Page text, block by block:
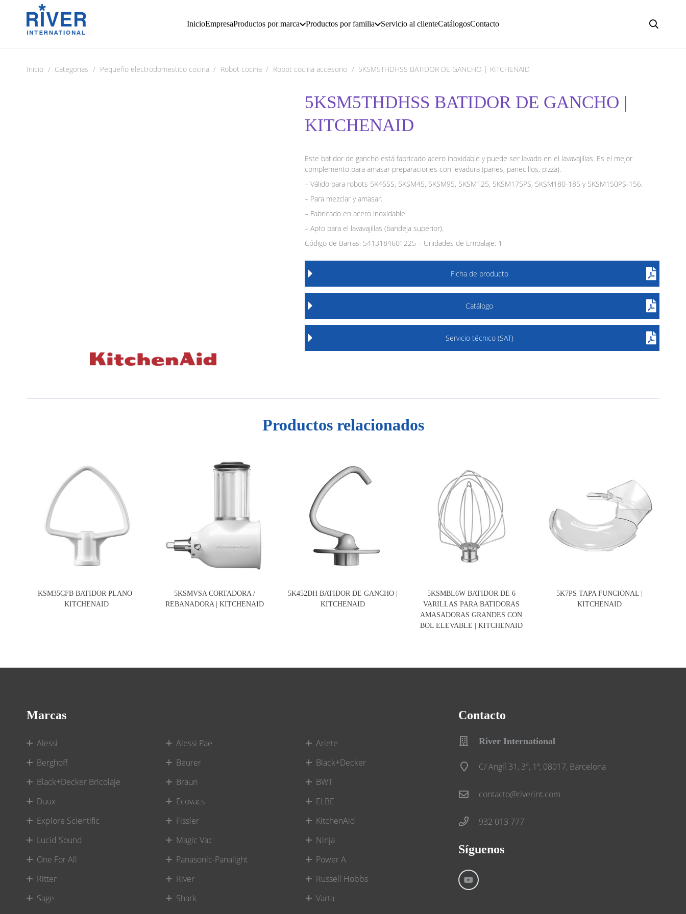
InicioEmpresaProductos por marca Productos por familia Servicio al clienteCatálogosContacto
Inicio / Categorias / Pequeño electrodomestico cocina / Robot cocina / Robot cocina accesorio / 5KSM5THDHSS BATIDOR DE GANCHO | KITCHENAID
5KSM5THDHSS BATIDOR DE GANCHO |
KITCHENAID
Este batidor de gancho está fabricado acero inoxidable y puede ser lavado en el lavavajillas. Es el mejor
complemento para amasar preparaciones con levadura (panes, panecillos, pizza).
– Válido para robots 5K45SS, 5KSM45, 5KSM95, 5KSM125, 5KSM175PS, 5KSM180-185 y 5KSM150PS-156.
– Para mezclar y amasar.
– Fabricado en acero inoxidable.
– Apto para el lavavajillas (bandeja superior).
Código de Barras: 5413184601225 – Unidades de Embalaje: 1
Ficha de producto
Catálogo
Servicio técnico (SAT)
Productos relacionados
KSM35CFB BATIDOR PLANO |
KITCHENAID
5KSMVSA CORTADORA /
REBANADORA | KITCHENAID
5K452DH BATIDOR DE GANCHO |
KITCHENAID
5KSMBL6W BATIDOR DE 6
VARILLAS PARA BATIDORAS
AMASADORAS GRANDES CON
BOL ELEVABLE | KITCHENAID
5K7PS TAPA FUNCIONAL |
KITCHENAID
Marcas
Alessi Alessi Pae
Ariete
Berghoff
Beurer
Black+Decker
Black+Decker Bricolaje
Braun
BWT
Duux
Ecovacs
ELBE
Explore Scientific
Fissler
KitchenAid
Lucid Sound
Magic Vac
Ninja
One For All
Panasonic-Panalight
Power A
Ritter
River
Russell Hobbs
Sage
Shark
Varta
Contacto
River International
C/ Anglí 31, 3º, 1ª, 08017, Barcelona
contacto@riverint.com
932 013 777
Síguenos